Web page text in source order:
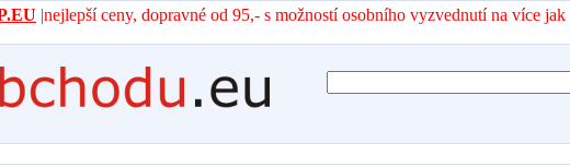
|nejlepší ceny, dopravné od 95,- s možností osobního vyzvednutí na více